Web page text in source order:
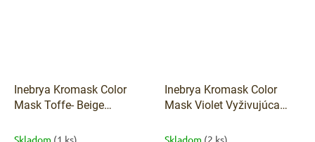
Inebrya Kromask Color
Mask Toffe- Beige
- 250 ml
Skladom (1 ks)
Inebrya Kromask Color
Mask Violet Vyživujúca
ml
Skladom (2 ks)